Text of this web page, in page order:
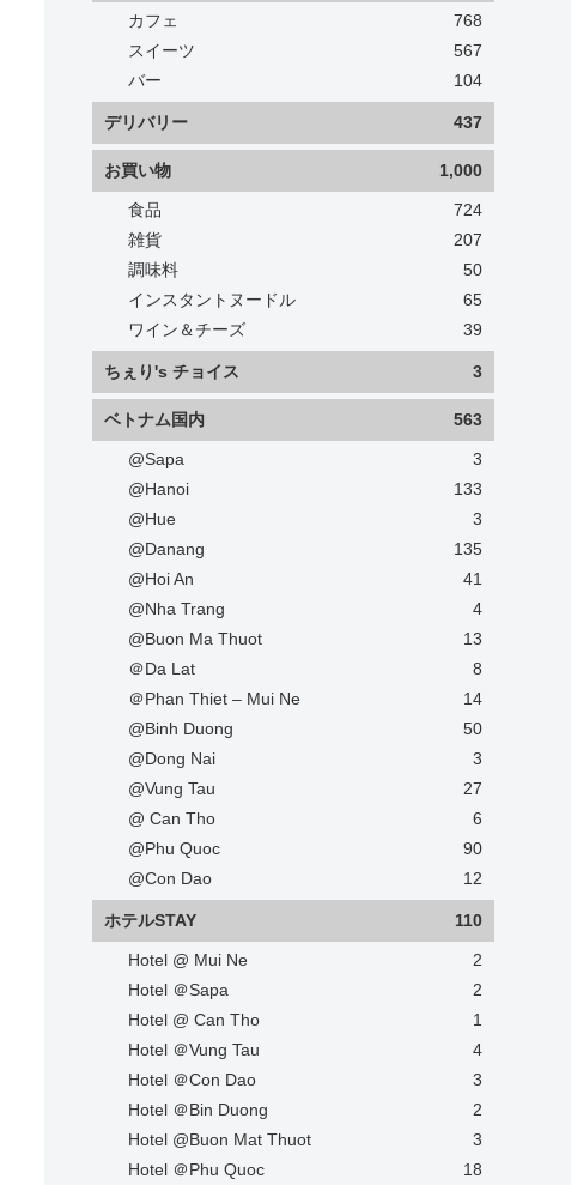
カフェ
768
スイーツ
567
バー
104
デリバリー 437
お買い物 1,000
食品
724
雑貨
207
調味料
50
インスタントヌードル
65
ワイン＆チーズ
39
ちぇり's チョイス 3
ベトナム国内 563
@Sapa
3
@Hanoi
133
@Hue
3
@Danang
135
@Hoi An
41
@Nha Trang
4
@Buon Ma Thuot
13
＠Da Lat
8
＠Phan Thiet – Mui Ne
14
@Binh Duong
50
@Dong Nai
3
@Vung Tau
27
@ Can Tho
6
@Phu Quoc
90
@Con Dao
12
ホテルSTAY 110
Hotel @ Mui Ne
2
Hotel ＠Sapa
2
Hotel @ Can Tho
1
Hotel ＠Vung Tau
4
Hotel ＠Con Dao
3
Hotel ＠Bin Duong
2
Hotel @Buon Mat Thuot
3
Hotel ＠Phu Quoc
18